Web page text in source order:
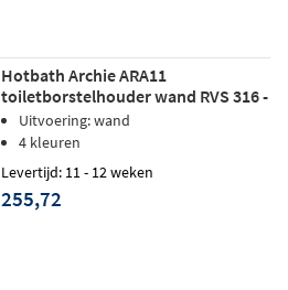
Hotbath Archie ARA11
toiletborstelhouder wand RVS 316 -
RVSUitvoering: wand
4 kleuren
Levertijd: 11 - 12 weken
255,72